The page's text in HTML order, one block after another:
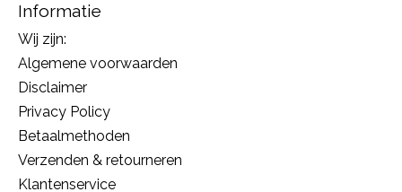
Informatie
Wij zijn:
Algemene voorwaarden
Disclaimer
Privacy Policy
Betaalmethoden
Verzenden & retourneren
Klantenservice